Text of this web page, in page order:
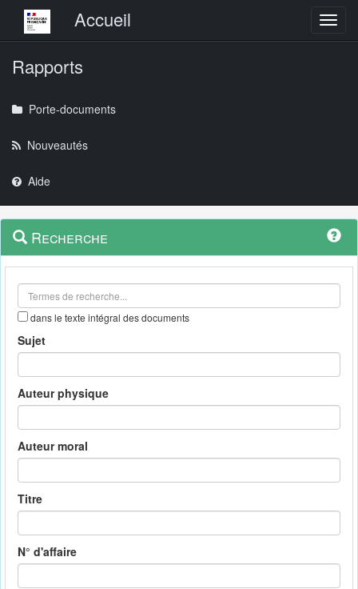
Menu principalAccueil
Rapports
Porte-documents
Nouveautés
Aide
Navigation
outils
Menu
contextuel
Recherche
dans le texte intégral des documents
Sujet
Auteur physique
Auteur moral
Titre
N° d'affaire